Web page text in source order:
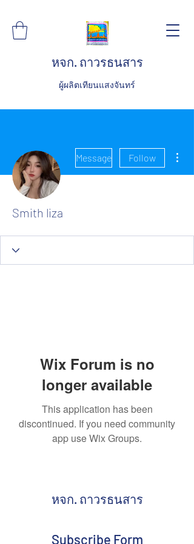
หจก. ถาวรธนสาร
ผู้ผลิตเทียนแสงจันทร์
Message Follow
Smith liza
Wix Forum is no
longer available
This application has been
discontinued. If you need community
app use Wix Groups.
หจก. ถาวรธนสาร
Subscribe Form